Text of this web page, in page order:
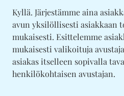
Kyllä. Järjestämme aina
avun yksilöllisesti asiakkaan
mukaisesti. Esittelemme
mukaisesti valikoituja
asiakas itselleen sopivalla
henkilökohtaisen avustajan.